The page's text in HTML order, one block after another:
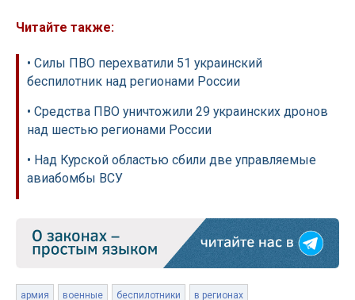
Читайте также:
• Силы ПВО перехватили 51 украинский
беспилотник над регионами России
• Средства ПВО уничтожили 29 украинских дронов
над шестью регионами России
• Над Курской областью сбили две управляемые
авиабомбы ВСУ
армия военные беспилотники в регионах